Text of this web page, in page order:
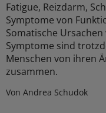
Fatigue, Reizdarm,
Symptome von
Somatische
Symptome sind
Menschen von ihren
zusammen.
Von Andrea Schudok